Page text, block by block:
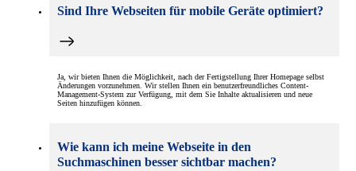
Sind Ihre Webseiten für mobile Geräte optimiert?
Ja, wir bieten Ihnen die Möglichkeit, nach der Fertigstellung Ihrer Homepage selbst
Änderungen vorzunehmen. Wir stellen Ihnen ein benutzerfreundliches Content-
Management-System zur Verfügung, mit dem Sie Inhalte aktualisieren und neue
Seiten hinzufügen können.
Wie kann ich meine Webseite in den
Suchmaschinen besser sichtbar machen?